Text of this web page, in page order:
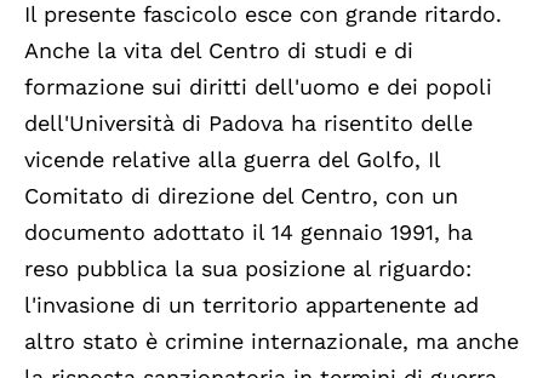
Il presente fascicolo esce con grande ritardo.
Anche la vita del Centro di studi e di
formazione sui diritti dell'uomo e dei popoli
dell'Università di Padova ha risentito delle
vicende relative alla guerra del Golfo, Il
Comitato di direzione del Centro, con un
documento adottato il 14 gennaio 1991, ha
reso pubblica la sua posizione al riguardo:
l'invasione di un territorio appartenente ad
altro stato è crimine internazionale, ma anche